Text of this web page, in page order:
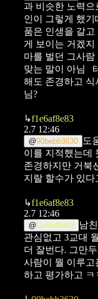
과 비슷한 노력
인이
그렇게 했
품은 인생을 갈
게 보이는 거겠지
마를 벌던 그사
맞는 말이 아님
해도 존경하고
님?
↳f1e6af8e83
2.7 12:46
@90bebb3630
도
이를 지적했는데
존경하지만 거북
지랄 할수가 있다
↳f1e6af8e83
2.7 12:46
@f1e6af8e83 남
관심없고 3교대
더 잘번다. 그만
사람이 뭘 이루
하고 평가하고 ㅋ